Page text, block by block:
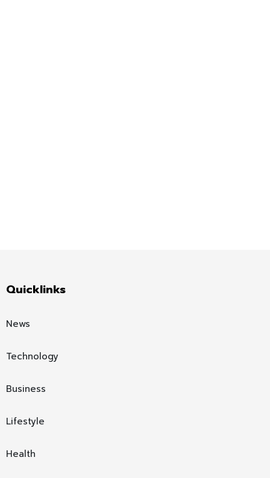
Quicklinks
News
Technology
Business
Lifestyle
Health